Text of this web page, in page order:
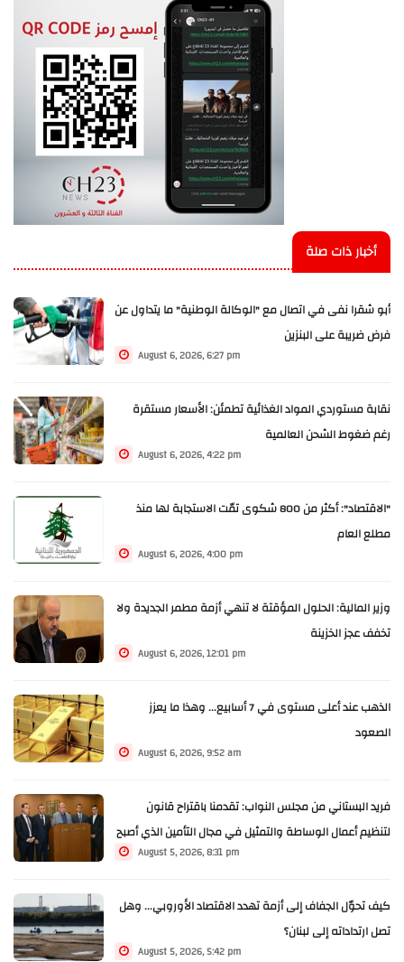
أخبار ذات صلة
أبو شقرا نفى في اتصال مع "الوكالة الوطنية" ما يتداول عن
فرض ضريبة على البنزين
August 6, 2026, 6:27 pm
نقابة مستوردي المواد الغذائية تطمئن: الأسعار مستقرة
رغم ضغوط الشحن العالمية
August 6, 2026, 4:22 pm
"الاقتصاد": أكثر من 800 شكوى تمّت الاستجابة لها منذ
مطلع العام
August 6, 2026, 4:00 pm
وزير المالية: الحلول المؤقتة لا تنهي أزمة مطمر الجديدة ولا
تخفف عجز الخزينة
August 6, 2026, 12:01 pm
الذهب عند أعلى مستوى في 7 أسابيع... وهذا ما يعزز
الصعود
August 6, 2026, 9:52 am
فريد البستاني من مجلس النواب: تقدمنا باقتراح قانون
لتنظيم أعمال الوساطة والتمثيل في مجال التأمين الذي أصبح
August 5, 2026, 8:31 pm
كيف تحوّل الجفاف إلى أزمة تهدد الاقتصاد الأوروبي... وهل
تصل ارتداداته إلى لبنان؟
August 5, 2026, 5:42 pm